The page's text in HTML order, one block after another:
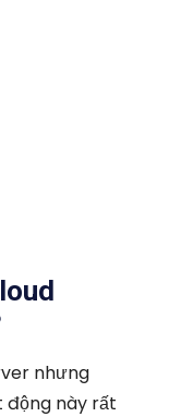
nhưng
động này rất